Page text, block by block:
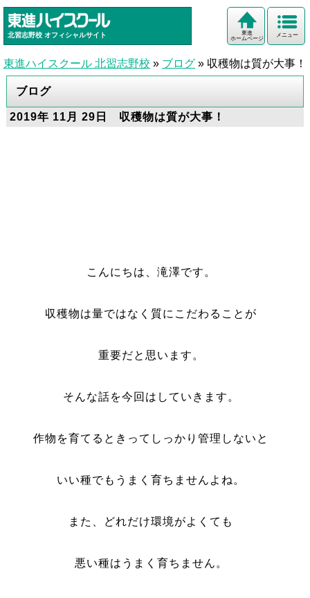
北習志野校 オフィシャルサイト メニュー
東進
ホームページ
東進ハイスクール 北習志野校 » ブログ » 収穫物は質が大事！
ブログ
2019年 11月 29日 収穫物は質が大事！
こんにちは、滝澤です。
収穫物は量ではなく質にこだわることが
重要だと思います。
そんな話を今回はしていきます。
作物を育てるときってしっかり管理しないと
いい種でもうまく育ちませんよね。
また、どれだけ環境がよくても
悪い種はうまく育ちません。